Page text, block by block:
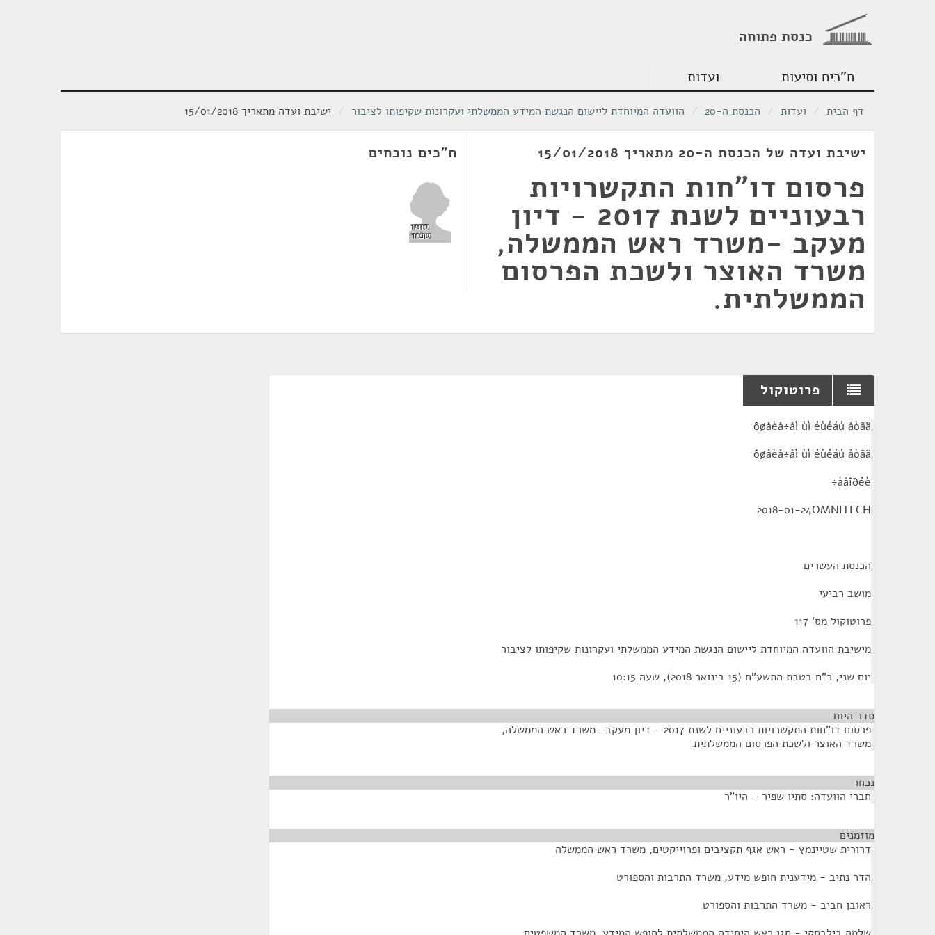
כנסת פתוחה
ח"כים וסיעות ועדות
דף הבית / ועדות / הכנסת ה-20 / הוועדה המיוחדת ליישום הנגשת המידע הממשלתי ועקרונות שקיפותו לציבור / ישיבת ועדה מתאריך 15/01/2018
ישיבת ועדה של הכנסת ה-20 מתאריך 15/01/2018
פרסום דו"חות התקשרויות
רבעוניים לשנת 2017 - דיון
מעקב -משרד ראש הממשלה,
משרד האוצר ולשכת הפרסום
הממשלתית.
ח"כים נוכחים
סתיו
שפיר
פרוטוקול
ôøåèå÷åì ùì éùéáú åòãä
ôøåèå÷åì ùì éùéáú åòãä
àåîðéè÷
2018-01-24OMNITECH
הכנסת העשרים
מושב רביעי
פרוטוקול מס' 117
מישיבת הוועדה המיוחדת ליישום הנגשת המידע הממשלתי ועקרונות שקיפותו לציבור
יום שני, כ"ח בטבת התשע"ח (15 בינואר 2018), שעה 10:15
סדר היום
פרסום דו"חות התקשרויות רבעוניים לשנת 2017 - דיון מעקב -משרד ראש הממשלה,
משרד האוצר ולשכת הפרסום הממשלתית.
נכחו
חברי הוועדה: סתיו שפיר – היו"ר
מוזמנים
דרורית שטיינמץ - ראש אגף תקציבים ופרוייקטים, משרד ראש הממשלה
הדר נתיב - מידענית חופש מידע, משרד התרבות והספורט
ראובן חביב - משרד התרבות והספורט